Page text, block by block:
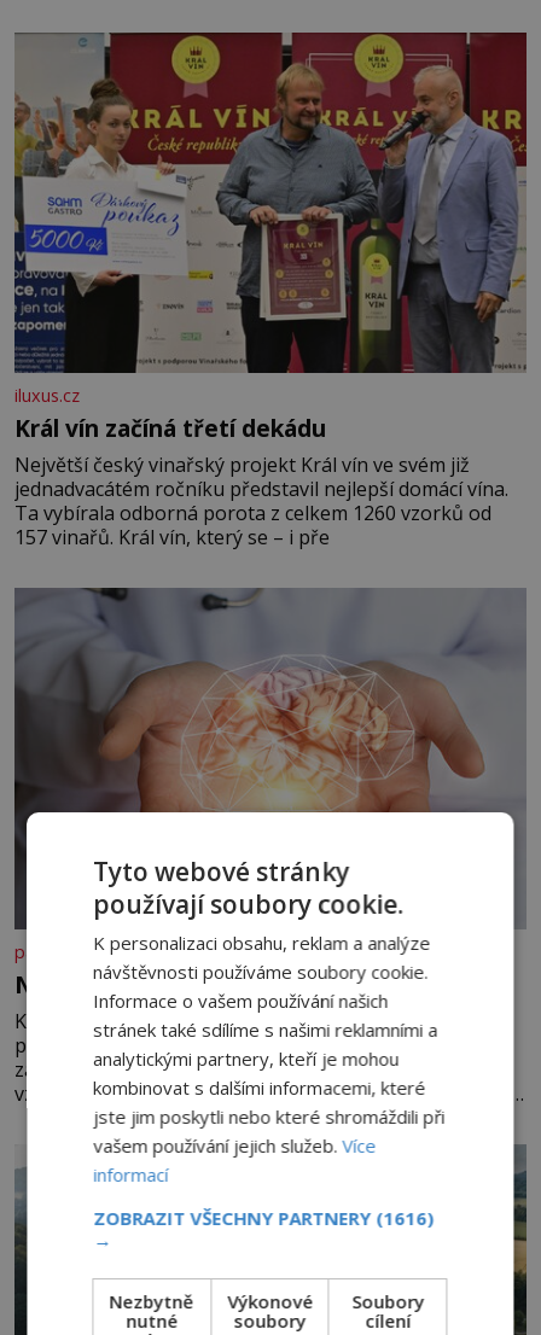
iluxus.cz
Král vín začíná třetí dekádu
Největší český vinařský projekt Král vín ve svém již
jednadvacátém ročníku představil nejlepší domácí vína.
Ta vybírala odborná porota z celkem 1260 vzorků od
157 vinařů. Král vín, který se – i pře
panidomu.cz
Nedovolte mozku stárnout
Každý, komu je přes 25 let, by měl pravidelně
procvičovat mozkové závity. V tomto období se totiž
začíná zhoršovat paměť. Možná máte problém
vzpomenout si na jméno kolegy z práce. Nebo marně v
paměti lovíte název knížky, kterou jste nedávno přečetli.
Je to opravdu tak, s věkem jako kdyby se paměť
rozhodla stávkovat. Cvičte
Tyto webové stránky
používají soubory cookie.
K personalizaci obsahu, reklam a analýze
návštěvnosti používáme soubory cookie.
Informace o vašem používání našich
stránek také sdílíme s našimi reklamními a
analytickými partnery, kteří je mohou
kombinovat s dalšími informacemi, které
jste jim poskytli nebo které shromáždili při
vašem používání jejich služeb.Více
informací
ZOBRAZIT VŠECHNY PARTNERY (1616)
→
Nezbytně
nutné
Výkonové
soubory
Soubory
cílení